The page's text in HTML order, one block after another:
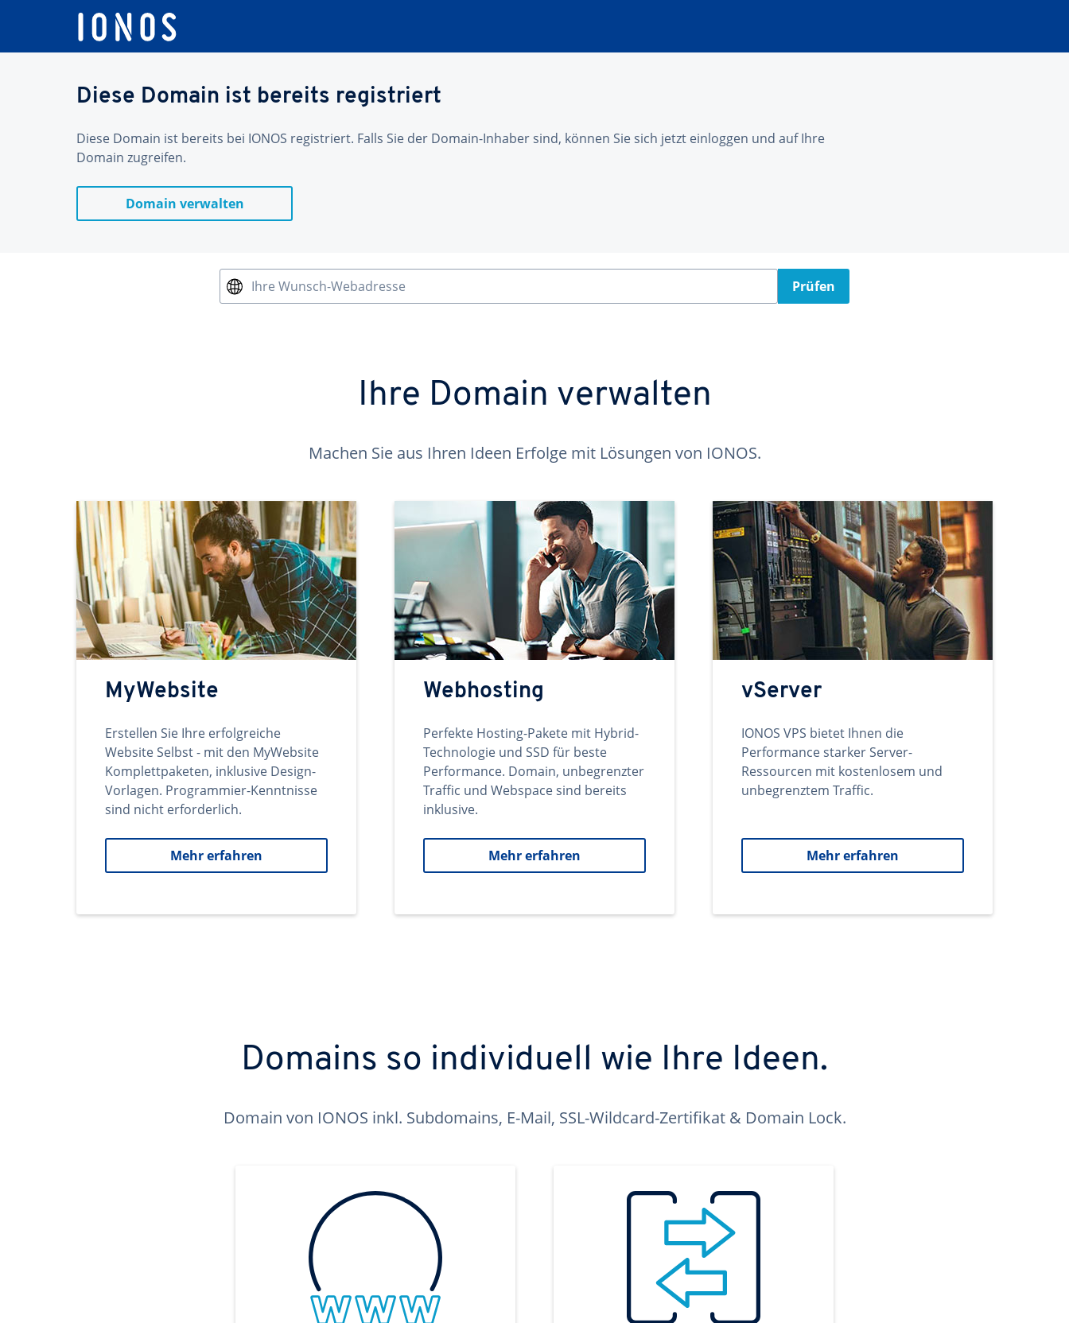
Diese Domain ist bereits registriert
Diese Domain ist bereits bei IONOS registriert. Falls Sie der Domain-Inhaber sind, können Sie sich jetzt einloggen und auf Ihre
Domain zugreifen.
Domain verwalten
Ihre Wunsch-Webadresse Prüfen
Ihre Domain verwalten
Machen Sie aus Ihren Ideen Erfolge mit Lösungen von IONOS.
MyWebsite
Erstellen Sie Ihre erfolgreiche
Website Selbst - mit den MyWebsite
Komplettpaketen, inklusive Design-
Vorlagen. Programmier-Kenntnisse
sind nicht erforderlich.
Mehr erfahren
Webhosting
Perfekte Hosting-Pakete mit Hybrid-
Technologie und SSD für beste
Performance. Domain, unbegrenzter
Traffic und Webspace sind bereits
inklusive.
Mehr erfahren
vServer
IONOS VPS bietet Ihnen die
Performance starker Server-
Ressourcen mit kostenlosem und
unbegrenztem Traffic.
Mehr erfahren
Domains so individuell wie Ihre Ideen.
Domain von IONOS inkl. Subdomains, E-Mail, SSL-Wildcard-Zertifikat & Domain Lock.